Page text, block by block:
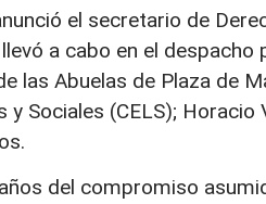
el secretario de
a cabo en el despacho
las Abuelas de Plaza de
y Sociales (CELS);
del compromiso